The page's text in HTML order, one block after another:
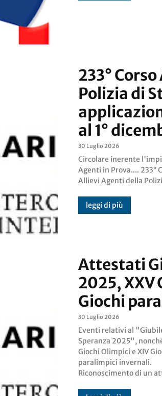
233°
Polizia di
al 1°
30 Luglio 2026
Circolare inerente
Agenti in Prova.... 233° Corso
Allievi Agenti della
Periodo di applicazione
agosto - 1° dicembre
leggi di più
Attestati
2025, XXV
Giochi
30 Luglio 2026
Eventi relativi al
Speranza 2025",
Giochi Olimpici e XIV
paralimpici invernali.
Riconoscimento di un
merito con relativo
personale della Polizia
Giubileo della Speranza 2025,
Giochi Olimpici e XIV Giochi